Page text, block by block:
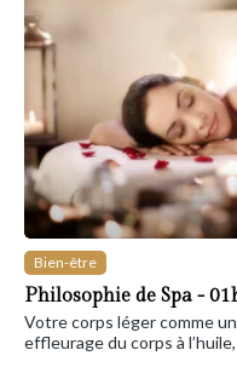
Bien-être
Philosophie de Spa -
Votre corps léger comme
effleurage du corps à